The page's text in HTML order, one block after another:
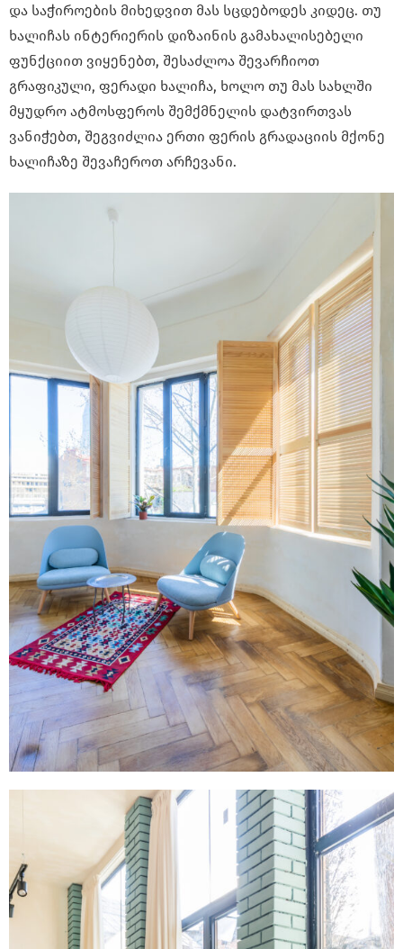
და საჭიროების მიხედვით მას სცდებოდეს კიდეც. თუ
ხალიჩას ინტერიერის დიზაინის გამახალისებელი
ფუნქციით ვიყენებთ, შესაძლოა შევარჩიოთ
გრაფიკული, ფერადი ხალიჩა, ხოლო თუ მას სახლში
მყუდრო ატმოსფეროს შემქმნელის დატვირთვას
ვანიჭებთ, შეგვიძლია ერთი ფერის გრადაციის მქონე
ხალიჩაზე შევაჩეროთ არჩევანი.